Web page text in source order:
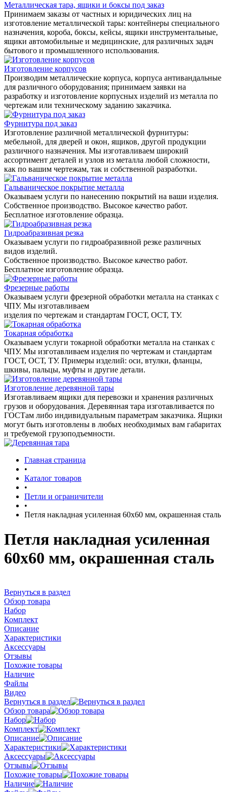
Металлическая тара, ящики и боксы под заказ
Принимаем заказы от частных и юридических лиц на
изготовление металлической тары: контейнеры специального
назначения, короба, боксы, кейсы, ящики инструментальные,
ящики автомобильные и медицинские, для различных задач
бытового и промышленного использования.
Изготовление корпусов
Производим металлические корпуса, корпуса антивандальные
для различного оборудования; принимаем заявки на
разработку и изготовление корпусных изделий из металла по
чертежам или техническому заданию заказчика.
Фурнитура под заказ
Изготовление различной металлической фурнитуры:
мебельной, для дверей и окон, ящиков, другой продукции
различного назначения. Мы изготавливаем широкий
ассортимент деталей и узлов из металла любой сложности,
как по вашим чертежам, так и собственной разработки.
Гальваническое покрытие металла
Оказываем услуги по нанесению покрытий на ваши изделия.
Собственное производство. Высокое качество работ.
Бесплатное изготовление образца.
Гидроабразивная резка
Оказываем услуги по гидроабразивной резке различных
видов изделий.
Собственное производство. Высокое качество работ.
Бесплатное изготовление образца.
Фрезерные работы
Оказываем услуги фрезерной обработки металла на станках с
ЧПУ. Мы изготавливаем
изделия по чертежам и стандартам ГОСТ, ОСТ, ТУ.
Токарная обработка
Оказываем услуги токарной обработки металла на станках с
ЧПУ. Мы изготавливаем изделия по чертежам и стандартам
ГОСТ, ОСТ, ТУ. Примеры изделий: оси, втулки, фланцы,
шкивы, пальцы, муфты и другие детали.
Изготовление деревянной тары
Изготавливаем ящики для перевозки и хранения различных
грузов и оборудования. Деревянная тара изготавливается по
ГОСТам либо индивидуальным параметрам заказчика. Ящики
могут быть изготовлены в любых необходимых вам габаритах
и требуемой грузоподъемности.
Главная страница
•
Каталог товаров
•
Петли и ограничители
•
Петля накладная усиленная 60х60 мм, окрашенная сталь
Петля накладная усиленная
60х60 мм, окрашенная сталь
Вернуться в раздел
Обзор товара
Набор
Комплект
Описание
Характеристики
Аксессуары
Отзывы
Похожие товары
Наличие
Файлы
Видео
Вернуться в раздел
Обзор товара
Набор
Комплект
Описание
Характеристики
Аксессуары
Отзывы
Похожие товары
Наличие